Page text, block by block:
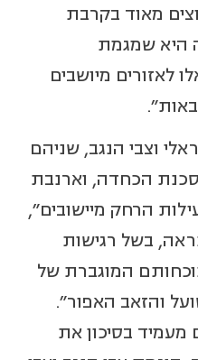
מאוד בקרבת
היא שמגמת
לאזורים מיושבים
וצבי הנגב, שניהם
הכחדה, וארנבת
הרחק מיישובים",
בשל רגישות
המוגברת של
והזאב האפור".
מעמיד בסיכון את